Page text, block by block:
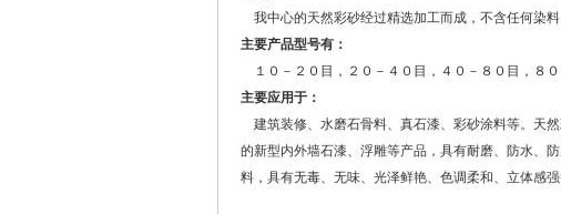
我中心的天然彩砂经过精选加工而成，不含任何染
主要产品型号有：
１０－２０目，２０－４０目，４０－８０目，８０
主要应用于：
建筑装修、水磨石骨料、真石漆、彩砂涂料等。天
的新型内外墙石漆、浮雕等产品，具有耐磨、防水、
料，具有无毒、无味、光泽鲜艳、色调柔和、立体感